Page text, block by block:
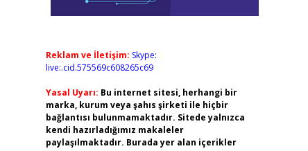
Reklam ve İletişim: Skype:
live:.cid.575569c608265c69
Yasal Uyarı: Bu internet sitesi, herhangi bir
marka, kurum veya şahıs şirketi ile hiçbir
bağlantısı bulunmamaktadır. Sitede yalnızca
kendi hazırladığımız makaleler
paylaşılmaktadır. Burada yer alan içerikler